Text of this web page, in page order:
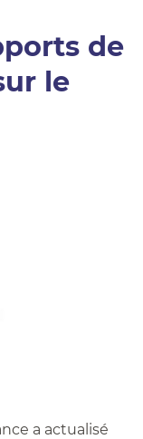
de
le
a actualisé